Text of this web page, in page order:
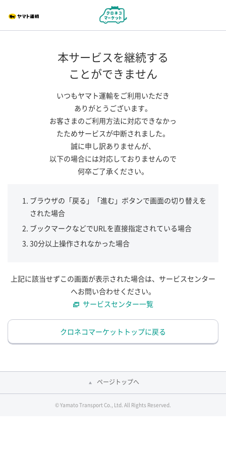
本サービスを継続する
ことができません
いつもヤマト運輸をご利用いただき
ありがとうございます。
お客さまのご利用方法に対応できなかっ
たためサービスが中断されました。
誠に申し訳ありませんが、
以下の場合には対応しておりませんので
何卒ご了承ください。
ブラウザの「戻る」「進む」ボタンで画面の切り替えを
された場合
ブックマークなどでURLを直接指定されている場合
30分以上操作されなかった場合
上記に該当せずこの画面が表示された場合は、サービスセンター
へお問い合わせください。
サービスセンター一覧
クロネコマーケットトップに戻る
ページトップへ
© Yamato Transport Co., Ltd. All Rights Reserved.